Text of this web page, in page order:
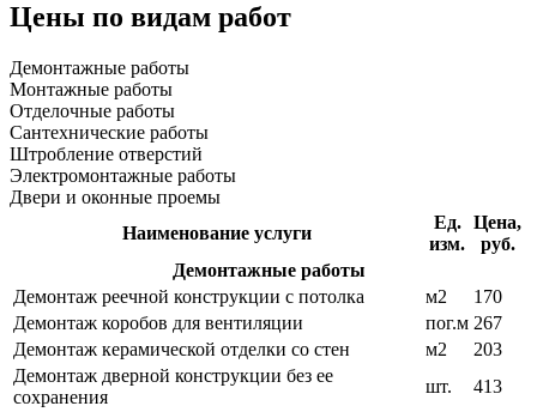
Цены по видам работ
Демонтажные работы
Монтажные работы
Отделочные работы
Сантехнические работы
Штробление отверстий
Электромонтажные работы
Двери и оконные проемы
Наименование услуги
Ед.
изм.
Цена,
руб.
Демонтажные работы
Демонтаж реечной конструкции с потолка
м2
170
Демонтаж коробов для вентиляции
пог.м 267
Демонтаж керамической отделки со стен
м2
203
Демонтаж дверной конструкции без ее
сохранения
шт.
413